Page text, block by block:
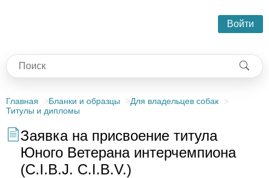
Войти
Главная Бланки и образцы
Для владельцев собак
Титулы и дипломы
Заявка на присвоение титула
Юного Ветерана интерчемпиона
(C.I.B.J. C.I.B.V.)